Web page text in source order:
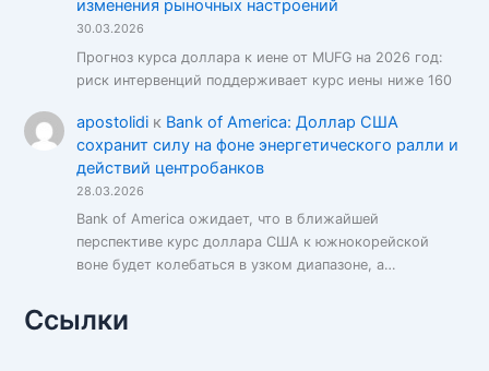
изменения рыночных настроений
30.03.2026
Прогноз курса доллара к иене от MUFG на 2026 год:
риск интервенций поддерживает курс иены ниже 160
apostolidiк Bank of America: Доллар США
сохранит силу на фоне энергетического ралли и
действий центробанков
28.03.2026
Bank of America ожидает, что в ближайшей
перспективе курс доллара США к южнокорейской
воне будет колебаться в узком диапазоне, а…
Ссылки